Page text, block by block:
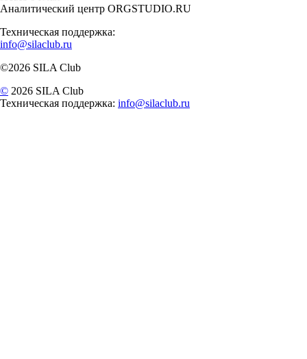
Аналитический центр ORGSTUDIO.RU
Техническая поддержка:
info@silaclub.ru
©2026 SILA Club
© 2026 SILA Club
Техническая поддержка: info@silaclub.ru